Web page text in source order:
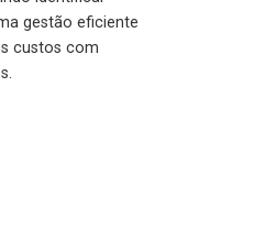
gestão eficiente
custos com